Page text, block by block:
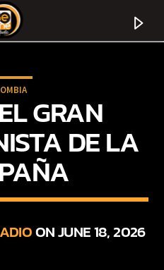
GRAN
DE LA
ON JUNE 18, 2026